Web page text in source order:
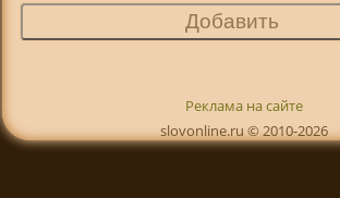
Реклама на сайте
slovonline.ru © 2010-2026